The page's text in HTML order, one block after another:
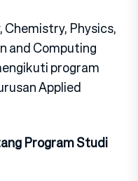
Chemistry, Physics,
and Computing
program
Applied
Program Studi